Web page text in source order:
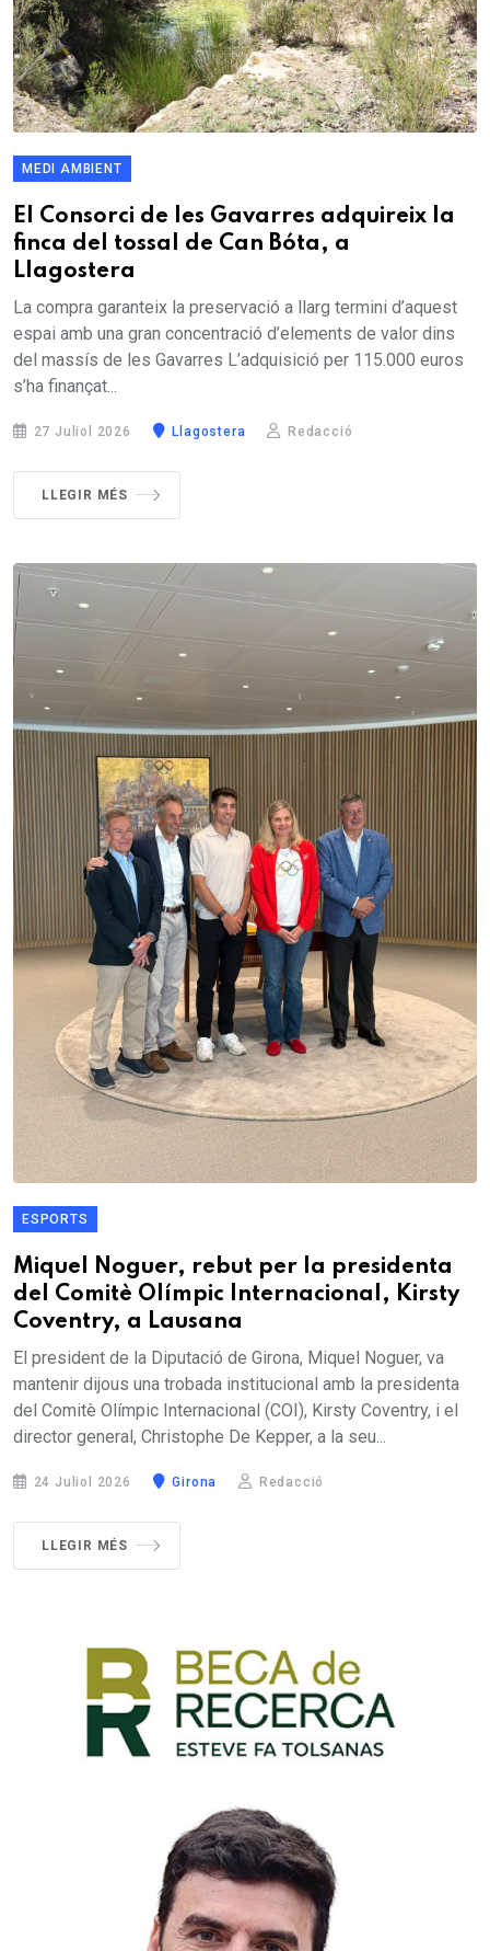
MEDI AMBIENT
El Consorci de les Gavarres adquireix la
finca del tossal de Can Bóta, a
Llagostera
La compra garanteix la preservació a llarg termini d’aquest
espai amb una gran concentració d’elements de valor dins
del massís de les Gavarres L’adquisició per 115.000 euros
s’ha finançat...
27 Juliol 2026 Llagostera Redacció
LLEGIR MÉS
ESPORTS
Miquel Noguer, rebut per la presidenta
del Comitè Olímpic Internacional, Kirsty
Coventry, a Lausana
El president de la Diputació de Girona, Miquel Noguer, va
mantenir dijous una trobada institucional amb la presidenta
del Comitè Olímpic Internacional (COI), Kirsty Coventry, i el
director general, Christophe De Kepper, a la seu...
24 Juliol 2026 Girona Redacció
LLEGIR MÉS